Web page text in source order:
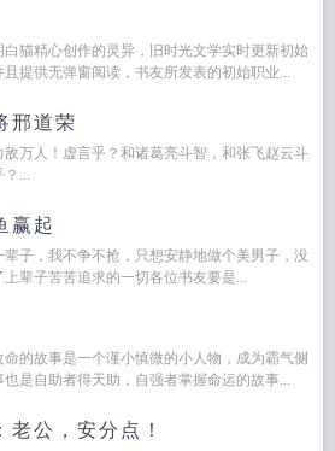
白猫精心创作的灵异，旧时光文学实时更新初始
提供无弹窗阅读，书友所发表的初始职业...
邢道荣
敌万人！虚言乎？和诸葛亮斗智，和张飞赵云斗
？...
赢起
子，我不争不抢，只想安静地做个美男子，没
辈子苦苦追求的一切各位书友要是...
的故事是一个谨小慎微的小人物，成为霸气侧
是自助者得天助，自强者掌握命运的故事...
老公，安分点！